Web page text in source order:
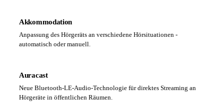
Akkommodation
Anpassung des Hörgeräts an verschiedene Hörsituationen -
automatisch oder manuell.
Auracast
Neue Bluetooth-LE-Audio-Technologie für direktes Streaming an
Hörgeräte in öffentlichen Räumen.